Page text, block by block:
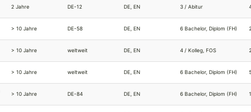
2 Jahre DE-12 DE, EN 3 / Abitur
> 10 Jahre DE-58 DE, EN 6 Bachelor, Diplom (FH)
> 10 Jahre weltweit DE, EN 4 / Kolleg, FOS
> 10 Jahre weltweit DE, EN 6 Bachelor, Diplom (FH)
> 10 Jahre DE-84 DE, EN 6 Bachelor, Diplom (FH)